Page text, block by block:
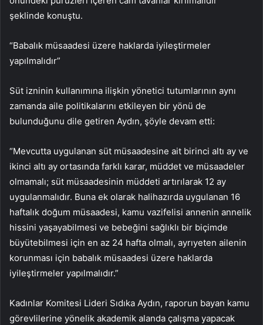
şeklinde konuştu.
“Babalık müsaadesi üzere haklarda iyileştirmeler
yapılmalıdır”
Süt izninin kullanımına ilişkin yönetici tutumlarının aynı
zamanda aile politikalarını etkileyen bir yönü de
bulunduğunu dile getiren Aydın, şöyle devam etti:
“Mevcutta uygulanan süt müsaadesine ait birinci altı ay ve
ikinci altı ay ortasında farklı karar, müddet ve müsaadeler
olmamalı; süt müsaadesinin müddeti artırılarak 12 ay
uygulanmalıdır. Buna ek olarak halihazırda uygulanan 16
haftalık doğum müsaadesi, kamu vazifelisi annenin annelik
hissini yaşayabilmesi ve bebeğini sağlıklı bir biçimde
büyütebilmesi için en az 24 hafta olmalı, ayrıyeten ailenin
korunması için babalık müsaadesi üzere haklarda
iyileştirmeler yapılmalıdır.”
Kadınlar Komitesi Lideri Sıdıka Aydın, raporun bayan kamu
görevlilerine yönelik akademik alanda çalışma yapacak